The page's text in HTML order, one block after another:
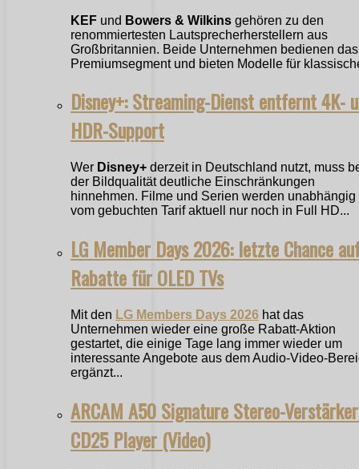
KEF und Bowers & Wilkins gehören zu den
renommiertesten Lautsprecherherstellern aus
Großbritannien. Beide Unternehmen bedienen das
Premiumsegment und bieten Modelle für
Disney+: Streaming-Dienst entfernt 4K-
HDR-Support
Wer Disney+ derzeit in Deutschland nutzt, muss
der Bildqualität deutliche Einschränkungen
hinnehmen. Filme und Serien werden unabhängig
vom gebuchten Tarif aktuell nur noch in Full HD...
LG Member Days 2026: letzte Chance
Rabatte für OLED TVs
Mit den LG Members Days 2026 hat das
Unternehmen wieder eine große Rabatt-Aktion
gestartet, die einige Tage lang immer wieder um
interessante Angebote aus dem Audio-Video-
ergänzt...
ARCAM A50 Signature Stereo-
CD25 Player (Video)